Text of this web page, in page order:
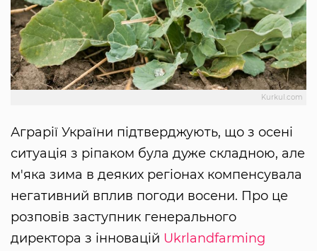
Kurkul.com
Аграрії України підтверджують, що з осені
ситуація з ріпаком була дуже складною, але
м'яка зима в деяких регіонах компенсувала
негативний вплив погоди восени. Про це
розповів заступник генерального
директора з інновацій Ukrlandfarming